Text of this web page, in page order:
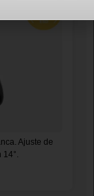
Ajuste de